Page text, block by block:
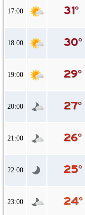
17:00
18:00
19:00
20:00
21:00
22:00
23:00